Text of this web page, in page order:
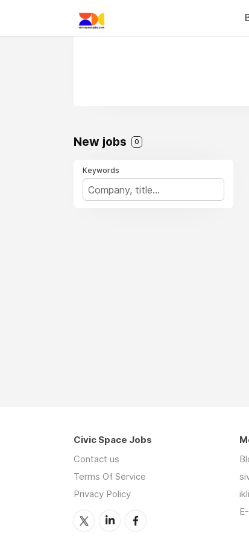
New jobs 0
Keywords
Civic Space Jobs
Contact us
Terms Of Service
Privacy Policy